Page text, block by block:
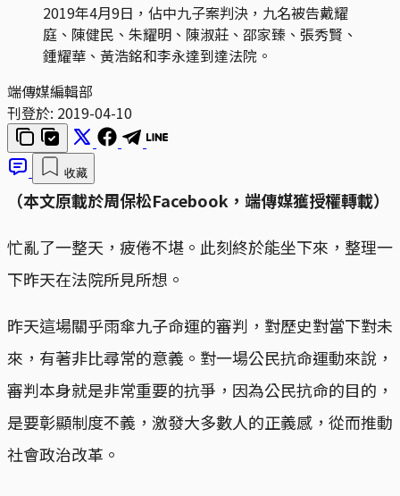
2019年4月9日，佔中九子案判決，九名被告戴耀
庭、陳健民、朱耀明、陳淑莊、邵家臻、張秀賢、
鍾耀華、黃浩銘和李永達到達法院。
端傳媒編輯部
刊登於: 2019-04-10
收藏
（本文原載於周保松Facebook，端傳媒獲授權轉載）
忙亂了一整天，疲倦不堪。此刻終於能坐下來，整理一
下昨天在法院所見所想。
昨天這場關乎雨傘九子命運的審判，對歷史對當下對未
來，有著非比尋常的意義。對一場公民抗命運動來說，
審判本身就是非常重要的抗爭，因為公民抗命的目的，
是要彰顯制度不義，激發大多數人的正義感，從而推動
社會政治改革。